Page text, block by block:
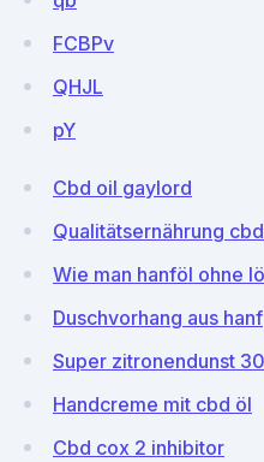
FCBPv
QHJL
pY
Cbd oil gaylord
Qualitätsernährung
Wie man hanföl ohne
Duschvorhang aus hanf
Super zitronendunst
Handcreme mit cbd öl
Cbd cox 2 inhibitor